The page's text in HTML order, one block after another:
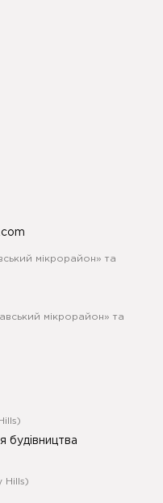
мікрорайон» та
мікрорайон» та
будівництва
Hills)